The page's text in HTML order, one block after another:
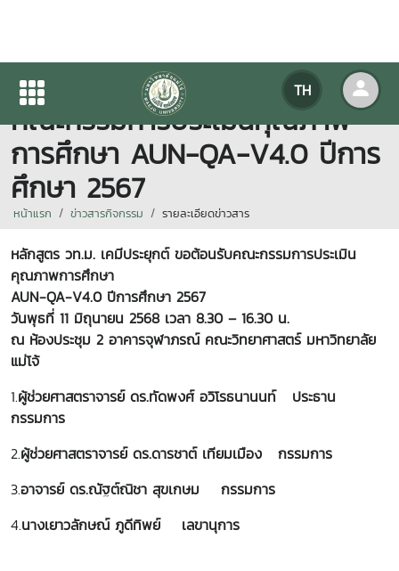
TH
วท.ม. เคมีประยุกต์ ขอต้อนรับ
คณะกรรมการประเมินคุณภาพ
การศึกษา AUN-QA-V4.0 ปีการ
ศึกษา 2567
หน้าแรก ข่าวสารกิจกรรม รายละเอียดข่าวสาร
หลักสูตร วท.ม. เคมีประยุกต์ ขอต้อนรับคณะกรรมการประเมิน
คุณภาพการศึกษา
AUN-QA-V4.0 ปีการศึกษา 2567
วันพุธที่ 11 มิถุนายน 2568 เวลา 8.30 – 16.30 น.
ณ ห้องประชุม 2 อาคารจุฬาภรณ์ คณะวิทยาศาสตร์ มหาวิทยาลัย
แม่โจ้
1.ผู้ช่วยศาสตราจารย์ ดร.ทัดพงศ์ อวิโรธนานนท์ ประธาน
กรรมการ
2.ผู้ช่วยศาสตราจารย์ ดร.ดารชาต์ เทียมเมือง กรรมการ
3.อาจารย์ ดร.ณัฐต์ณิชา สุขเกษม
กรรมการ
4.นางเยาวลักษณ์ ภูดีทิพย์ เลขานุการ